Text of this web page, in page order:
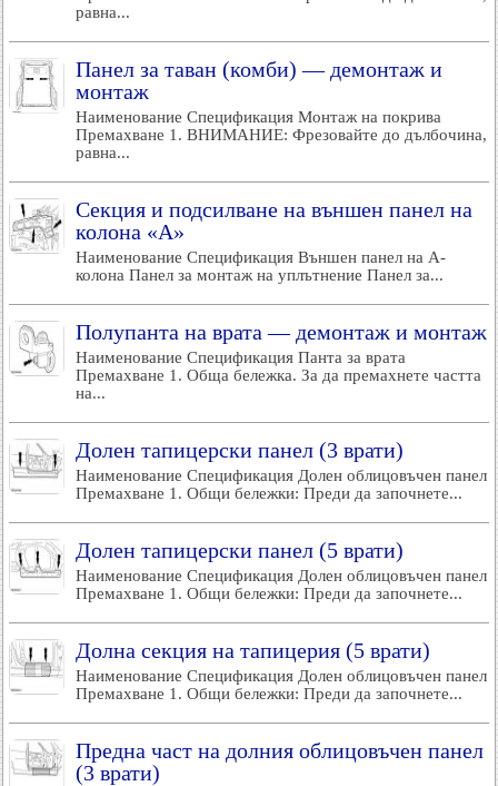
равна...
Панел за таван (комби) — демонтаж и
монтаж
Наименование Спецификация Монтаж на покрива
Премахване 1. ВНИМАНИЕ: Фрезовайте до дълбочина,
равна...
Секция и подсилване на външен панел на
колона «А»
Наименование Спецификация Външен панел на А-
колона Панел за монтаж на уплътнение Панел за...
Полупанта на врата — демонтаж и монтаж
Наименование Спецификация Панта за врата
Премахване 1. Обща бележка. За да премахнете частта
на...
Долен тапицерски панел (3 врати)
Наименование Спецификация Долен облицовъчен панел
Премахване 1. Общи бележки: Преди да започнете...
Долен тапицерски панел (5 врати)
Наименование Спецификация Долен облицовъчен панел
Премахване 1. Общи бележки: Преди да започнете...
Долна секция на тапицерия (5 врати)
Наименование Спецификация Долен облицовъчен панел
Премахване 1. Общи бележки: Преди да започнете...
Предна част на долния облицовъчен панел
(3 врати)